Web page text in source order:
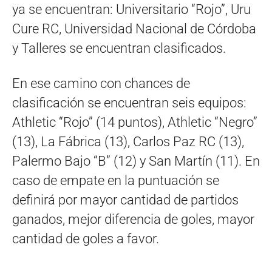
ya se encuentran: Universitario “Rojo”, Uru
Cure RC, Universidad Nacional de Córdoba
y Talleres se encuentran clasificados.
En ese camino con chances de
clasificación se encuentran seis equipos:
Athletic “Rojo” (14 puntos), Athletic “Negro”
(13), La Fábrica (13), Carlos Paz RC (13),
Palermo Bajo “B” (12) y San Martín (11). En
caso de empate en la puntuación se
definirá por mayor cantidad de partidos
ganados, mejor diferencia de goles, mayor
cantidad de goles a favor.